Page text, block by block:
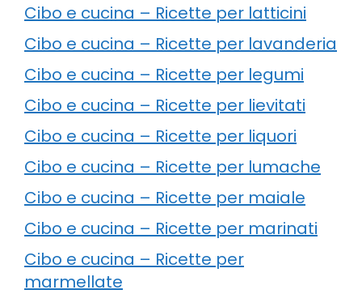
Cibo e cucina – Ricette per latticini
Cibo e cucina – Ricette per lavanderia
Cibo e cucina – Ricette per legumi
Cibo e cucina – Ricette per lievitati
Cibo e cucina – Ricette per liquori
Cibo e cucina – Ricette per lumache
Cibo e cucina – Ricette per maiale
Cibo e cucina – Ricette per marinati
Cibo e cucina – Ricette per
marmellate